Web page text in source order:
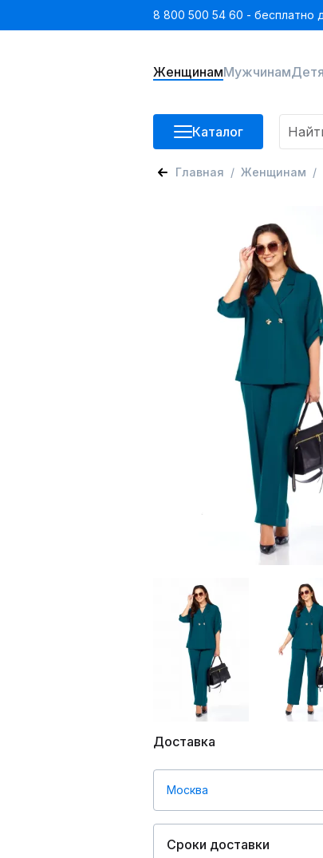
8 800 500 54 60 - бесплатно
ЖенщинамМужчинам
Каталог
Главная Женщинам
Доставка
Москва
Сроки доставки